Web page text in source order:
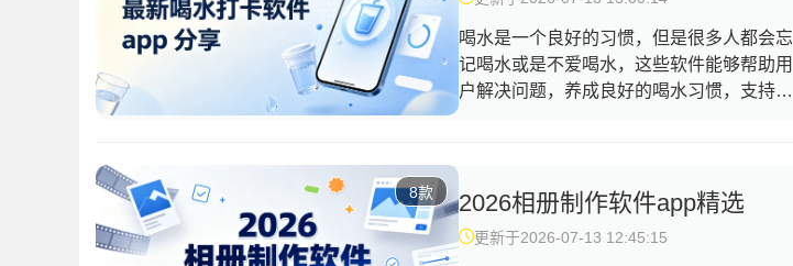
喝水是一个良好的习惯，但是很多人都会忘
记喝水或是不爱喝水，这些软件能够帮助用
户解决问题，养成良好的喝水习惯，支持打
致，在使用过程中不会有任何的广告出现，
快来一起选择适合你自己的软件吧。
8款 2026相册制作软件app精选
更新于2026-07-13 12:45:15